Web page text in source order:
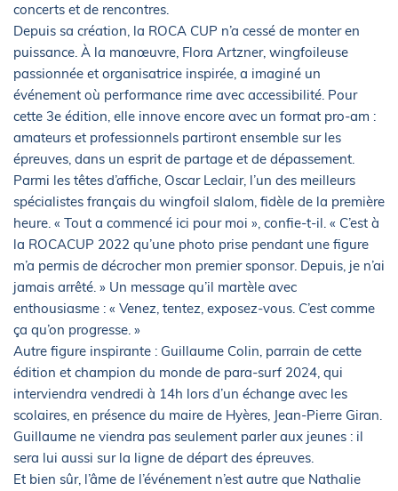
concerts et de rencontres.
Depuis sa création, la ROCA CUP n’a cessé de monter en
puissance. À la manœuvre, Flora Artzner, wingfoileuse
passionnée et organisatrice inspirée, a imaginé un
événement où performance rime avec accessibilité. Pour
cette 3e édition, elle innove encore avec un format pro-am :
amateurs et professionnels partiront ensemble sur les
épreuves, dans un esprit de partage et de dépassement.
Parmi les têtes d’affiche, Oscar Leclair, l’un des meilleurs
spécialistes français du wingfoil slalom, fidèle de la première
heure. « Tout a commencé ici pour moi », confie-t-il. « C’est à
la ROCACUP 2022 qu’une photo prise pendant une figure
m’a permis de décrocher mon premier sponsor. Depuis, je n’ai
jamais arrêté. » Un message qu’il martèle avec
enthousiasme : « Venez, tentez, exposez-vous. C’est comme
ça qu’on progresse. »
Autre figure inspirante : Guillaume Colin, parrain de cette
édition et champion du monde de para-surf 2024, qui
interviendra vendredi à 14h lors d’un échange avec les
scolaires, en présence du maire de Hyères, Jean-Pierre Giran.
Guillaume ne viendra pas seulement parler aux jeunes : il
sera lui aussi sur la ligne de départ des épreuves.
Et bien sûr, l’âme de l’événement n’est autre que Nathalie